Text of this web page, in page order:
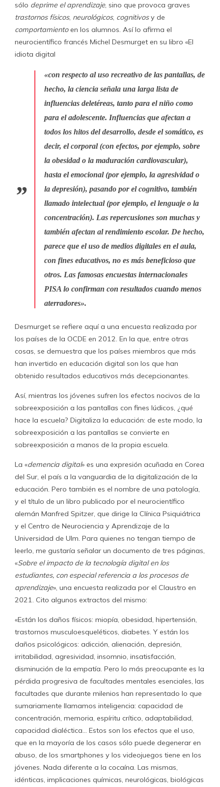
sólo deprime el aprendizaje, sino que provoca graves
trastornos físicos, neurológicos, cognitivosy de
comportamientoen los alumnos. Así lo afirma el
neurocientífico francés Michel Desmurget en su libro «El
idiota digital
«con respecto al uso recreativo de las pantallas, de
hecho, la ciencia señala una larga lista de
influencias deletéreas, tanto para el niño como
para el adolescente. Influencias que afectan a
todos los hitos del desarrollo, desde el somático, es
decir, el corporal (con efectos, por ejemplo, sobre
la obesidad o la maduración cardiovascular),
hasta el emocional (por ejemplo, la agresividad o
la depresión), pasando por el cognitivo, también
llamado intelectual (por ejemplo, el lenguaje o la
concentración). Las repercusiones son muchas y
también afectan al rendimiento escolar. De hecho,
parece que el uso de medios digitales en el aula,
con fines educativos, no es más beneficioso que
otros. Las famosas encuestas internacionales
PISA lo confirman con resultados cuando menos
aterradores».
Desmurget se refiere aquí a una encuesta realizada por
los países de la OCDE en 2012. En la que, entre otras
cosas, se demuestra que los países miembros que más
han invertido en educación digital son los que han
obtenido resultados educativos más decepcionantes.
Así, mientras los jóvenes sufren los efectos nocivos de la
sobreexposición a las pantallas con fines lúdicos, ¿qué
hace la escuela? Digitaliza la educación: de este modo, la
sobreexposición a las pantallas se convierte en
sobreexposición a manos de la propia escuela.
La «demencia digital» es una expresión acuñada en Corea
del Sur, el país a la vanguardia de la digitalización de la
educación. Pero también es el nombre de una patología,
y el título de un libro publicado por el neurocientífico
alemán Manfred Spitzer, que dirige la Clínica Psiquiátrica
y el Centro de Neurociencia y Aprendizaje de la
Universidad de Ulm. Para quienes no tengan tiempo de
leerlo, me gustaría señalar un documento de tres páginas,
«Sobre el impacto de la tecnología digital en los
estudiantes, con especial referencia a los procesos de
aprendizaje», una encuesta realizada por el Claustro en
2021. Cito algunos extractos del mismo:
«Están los daños físicos: miopía, obesidad, hipertensión,
trastornos musculoesqueléticos, diabetes. Y están los
daños psicológicos: adicción, alienación, depresión,
irritabilidad, agresividad, insomnio, insatisfacción,
disminución de la empatía. Pero lo más preocupante es la
pérdida progresiva de facultades mentales esenciales, las
facultades que durante milenios han representado lo que
sumariamente llamamos inteligencia: capacidad de
concentración, memoria, espíritu crítico, adaptabilidad,
capacidad dialéctica… Estos son los efectos que el uso,
que en la mayoría de los casos sólo puede degenerar en
abuso, de los smartphones y los videojuegos tiene en los
jóvenes. Nada diferente a la cocaína. Las mismas,
idénticas, implicaciones químicas, neurológicas, biológicas